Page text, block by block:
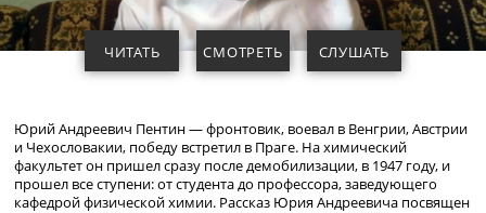
ЧИТАТЬ СМОТРЕТЬ СЛУШАТЬ
Юрий Андреевич Пентин — фронтовик, воевал в Венгрии, Австрии
и Чехословакии, победу встретил в Праге. На химический
факультет он пришел сразу после демобилизации, в 1947 году, и
прошел все ступени: от студента до профессора, заведующего
кафедрой физической химии. Рассказ Юрия Андреевича посвящен